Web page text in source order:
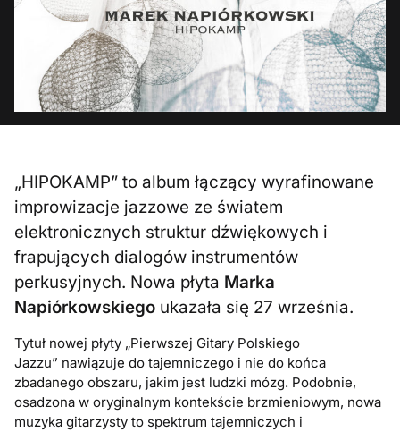
„HIPOKAMP” to album łączący wyrafinowane
improwizacje jazzowe ze światem
elektronicznych struktur dźwiękowych i
frapujących dialogów instrumentów
perkusyjnych. Nowa płyta Marka
Napiórkowskiego ukazała się 27 września.
Tytuł nowej płyty „Pierwszej Gitary Polskiego
Jazzu” nawiązuje do tajemniczego i nie do końca
zbadanego obszaru, jakim jest ludzki mózg. Podobnie,
osadzona w oryginalnym kontekście brzmieniowym, nowa
muzyka gitarzysty to spektrum tajemniczych i